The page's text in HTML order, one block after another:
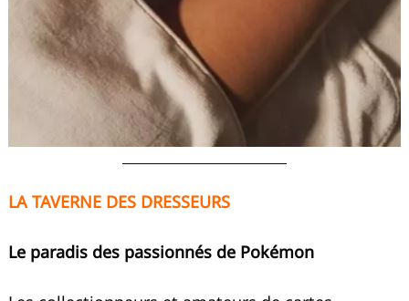
LA TAVERNE DES DRESSEURS
Le paradis des passionnés de Pokémon